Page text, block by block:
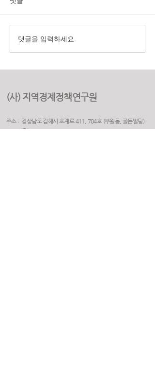
구미시 취업지원센터 만족
도 조사 용역
댓글을 입력하세요.
(사) 지역경제정책연구원
주소 : 경상남도 김해시 호계로 411, 704호 (부원동, 골든빌딩)
(우) 50925